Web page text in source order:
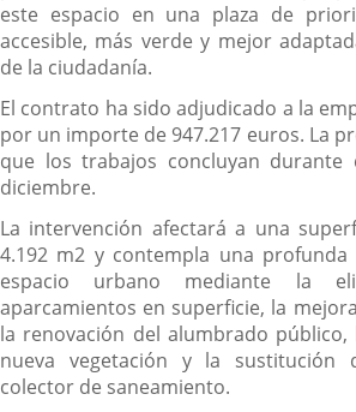
este espacio en una plaza de
accesible, más verde y mejor
de la ciudadanía.
El contrato ha sido adjudicado a la
por un importe de 947.217 euros. La
que los trabajos concluyan
diciembre.
La intervención afectará a una
4.192 m2 y contempla una profunda
espacio urbano mediante la
aparcamientos en superficie, la
la renovación del alumbrado
nueva vegetación y la sustitución
colector de saneamiento.